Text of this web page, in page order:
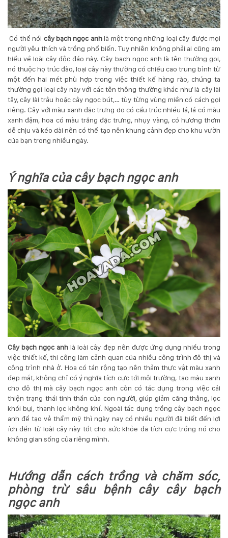
Có thể nói cây bạch ngọc anhlà một trong những loại cây được mọi
người yêu thích và trồng phổ biến. Tuy nhiên không phải ai cũng am
hiểu về loài cây độc đáo này. Cây bạch ngọc anh là tên thường gọi,
nó thuộc họ trúc đào, loại cây này thường có chiều cao trung bình từ
một đến hai mét phù hợp trong việc thiết kế hàng rào, chúng ta
thường gọi loại cây này với các tên thông thường khác như là cây lài
tây, cây lài trâu hoặc cây ngọc bút,… tùy từng vùng miền có cách gọi
riêng. Cây với màu xanh đặc trưng do có cấu trúc nhiều lá, lá có màu
xanh đậm, hoa có màu trắng đặc trưng, nhụy vàng, có hương thơm
dễ chịu và kéo dài nên có thể tạo nên khung cảnh đẹp cho khu vườn
của bạn trong nhiều ngày.
Ý nghĩa của cây bạch ngọc anh
Cây bạch ngọc anh là loài cây đẹp nên được ứng dụng nhiều trong
việc thiết kế, thi công làm cảnh quan của nhiều công trình đô thị và
công trình nhà ở. Hoa có tán rộng tạo nên thảm thực vật màu xanh
đẹp mắt, không chỉ có ý nghĩa tích cực tới môi trường, tạo màu xanh
cho đô thị mà cây bạch ngọc anh còn có tác dụng trong việc cải
thiện trạng thái tinh thần của con người, giúp giảm căng thẳng, lọc
khói bụi, thanh lọc không khí. Ngoài tác dụng trồng cây bạch ngọc
anh để tạo vẻ thẩm mỹ thì ngày nay có nhiều người đã biết đến lợi
ích đến từ loài cây này tốt cho sức khỏe đã tích cực trồng nó cho
không gian sống của riêng mình.
Hướng dẫn cách trồng và chăm sóc,
phòng trừ sâu bệnh cây cây bạch
ngọc anh